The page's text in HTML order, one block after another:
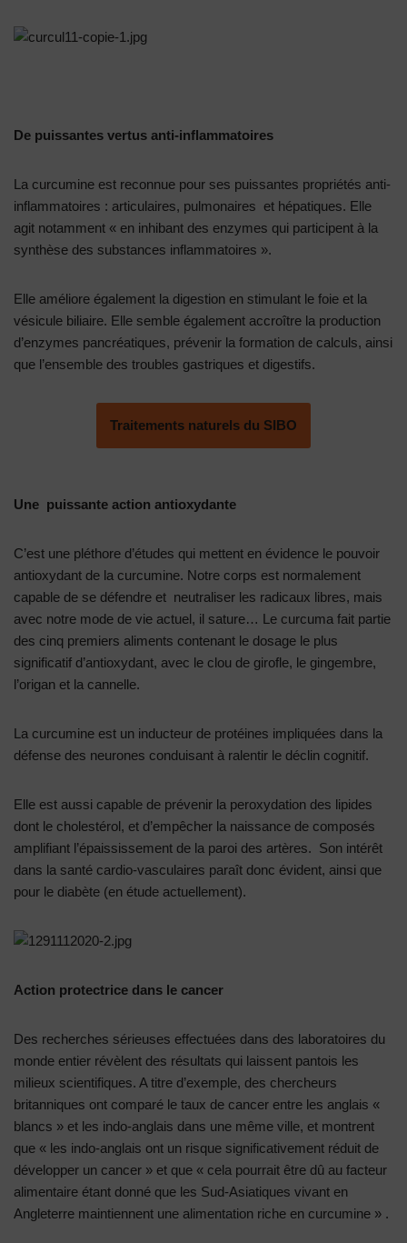
De puissantes vertus anti-inflammatoires
La curcumine est reconnue pour ses puissantes propriétés anti-
inflammatoires : articulaires, pulmonaires et hépatiques. Elle
agit notamment « en inhibant des enzymes qui participent à la
synthèse des substances inflammatoires ».
Elle améliore également la digestion en stimulant le foie et la
vésicule biliaire. Elle semble également accroître la production
d’enzymes pancréatiques, prévenir la formation de calculs, ainsi
que l’ensemble des troubles gastriques et digestifs.
Traitements naturels du SIBO
Une puissante action antioxydante
C’est une pléthore d’études qui mettent en évidence le pouvoir
antioxydant de la curcumine. Notre corps est normalement
capable de se défendre et neutraliser les radicaux libres, mais
avec notre mode de vie actuel, il sature… Le curcuma fait partie
des cinq premiers aliments contenant le dosage le plus
significatif d’antioxydant, avec le clou de girofle, le gingembre,
l’origan et la cannelle.
La curcumine est un inducteur de protéines impliquées dans la
défense des neurones conduisant à ralentir le déclin cognitif.
Elle est aussi capable de prévenir la peroxydation des lipides
dont le cholestérol, et d’empêcher la naissance de composés
amplifiant l’épaississement de la paroi des artères. Son intérêt
dans la santé cardio-vasculaires paraît donc évident, ainsi que
pour le diabète (en étude actuellement).
Action protectrice dans le cancer
Des recherches sérieuses effectuées dans des laboratoires du
monde entier révèlent des résultats qui laissent pantois les
milieux scientifiques. A titre d’exemple, des chercheurs
britanniques ont comparé le taux de cancer entre les anglais «
blancs » et les indo-anglais dans une même ville, et montrent
que « les indo-anglais ont un risque significativement réduit de
développer un cancer » et que « cela pourrait être dû au facteur
alimentaire étant donné que les Sud-Asiatiques vivant en
Angleterre maintiennent une alimentation riche en curcumine » .